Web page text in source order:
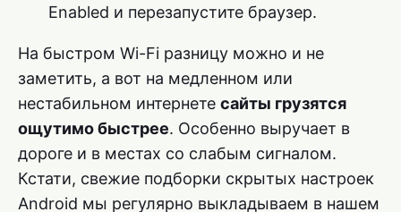
Enabled и перезапустите браузер.
На быстром Wi-Fi разницу можно и не
заметить, а вот на медленном или
нестабильном интернете сайты грузятся
ощутимо быстрее. Особенно выручает в
дороге и в местах со слабым сигналом.
Кстати, свежие подборки скрытых настроек
Android мы регулярно выкладываем в нашем